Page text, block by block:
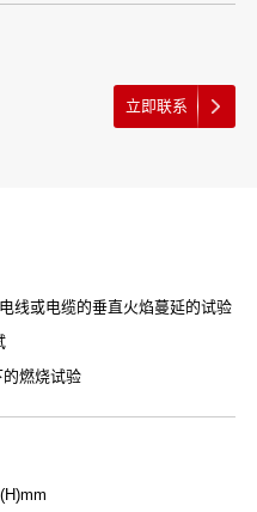
立即联系
线或电缆的垂直火焰蔓延的试验
燃烧试验